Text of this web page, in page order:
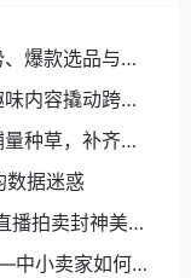
爆款选品与达
内容撬动跨境
种草，补齐店
数据迷惑
播拍卖封神美
小卖家如何用